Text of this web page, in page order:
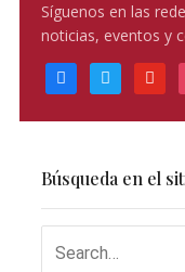
Síguenos en las
noticias, eventos y
facebooktwitter youtube
Búsqueda en el